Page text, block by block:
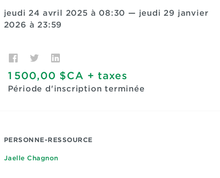
jeudi 24 avril 2025 à 08:30 — jeudi 29 janvier
2026 à 23:59
1 500,00 $CA + taxes
Période d'inscription terminée
PERSONNE-RESSOURCE
Jaelle Chagnon